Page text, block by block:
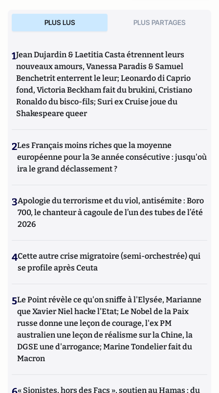
PLUS LUS PLUS PARTAGES
1Jean Dujardin & Laetitia Casta étrennent leurs
nouveaux amours, Vanessa Paradis & Samuel
Benchetrit enterrent le leur; Leonardo di Caprio
fond, Victoria Beckham fait du brukini, Cristiano
Ronaldo du bisco-fils; Suri ex Cruise joue du
Shakespeare queer
2Les Français moins riches que la moyenne
européenne pour la 3e année consécutive : jusqu'où
ira le grand déclassement ?
3Apologie du terrorisme et du viol, antisémite : Boro
700, le chanteur à cagoule de l’un des tubes de l’été
2026
4Cette autre crise migratoire (semi-orchestrée) qui
se profile après Ceuta
5Le Point révèle ce qu'on sniffe à l'Elysée, Marianne
que Xavier Niel hacke l'Etat; Le Nobel de la Paix
russe donne une leçon de courage, l'ex PM
australien une leçon de réalisme sur la Chine, la
DGSE une d'arrogance; Marine Tondelier fait du
Macron
« Sionistes, hors des Facs », soutien au Hamas : du